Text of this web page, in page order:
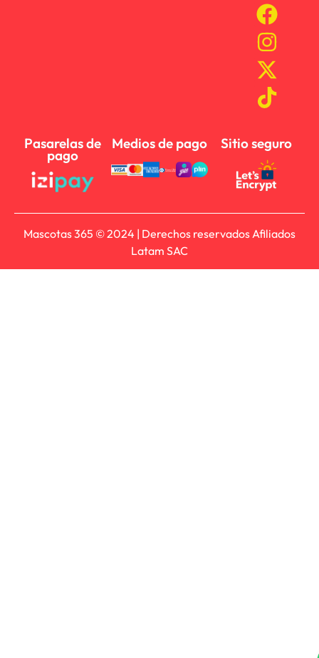
Pasarelas de
pago
Medios de pago Sitio seguro
Mascotas 365 © 2024 | Derechos reservados Afiliados
Latam SAC